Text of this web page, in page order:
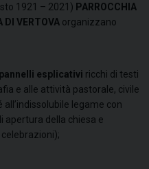
1921 – 2021) PARROCCHIA
DI VERTOVA organizzano
esplicativi ricchi di testi
e alle attività pastorale, civile
legame con
apertura della chiesa e